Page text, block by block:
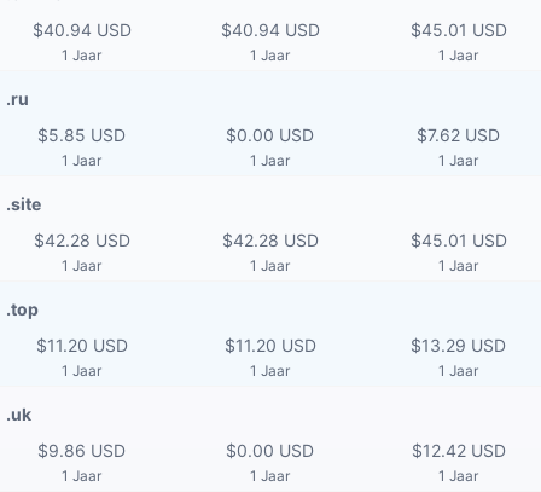
$40.94 USD
1 Jaar
$40.94 USD
1 Jaar
$45.01 USD
1 Jaar
.ru
$5.85 USD
1 Jaar
$0.00 USD
1 Jaar
$7.62 USD
1 Jaar
.site
$42.28 USD
1 Jaar
$42.28 USD
1 Jaar
$45.01 USD
1 Jaar
.top
$11.20 USD
1 Jaar
$11.20 USD
1 Jaar
$13.29 USD
1 Jaar
.uk
$9.86 USD
1 Jaar
$0.00 USD
1 Jaar
$12.42 USD
1 Jaar